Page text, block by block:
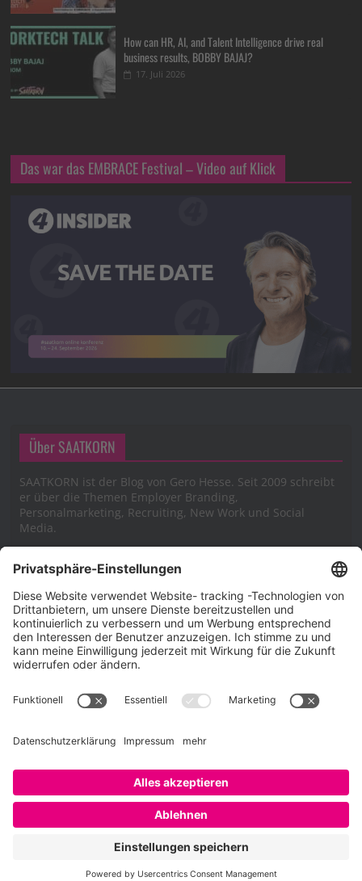
How can HR, AI, and Talent Intelligence drive real
business results, BOBBY BAJAJ?
17. Juli 2026
Das war das EMBRACE Festival – Video auf Klick
Über SAATKORN
SAATKORN ist der Blog von Gero Hesse. Seit 2009 schreibt
er über die Themen Employer Branding,
Personalmarketing, Recruiting, New Work und Social
Media.
Impressum
Impressum
Cookie-Richtlinie (EU)
Copyright © 2026SAATKORN